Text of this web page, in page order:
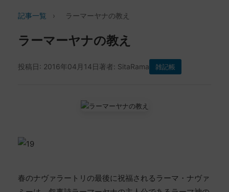
記事一覧 › ラーマーヤナの教え
ラーマーヤナの教え
投稿日: 2016年04月14日著者: SitaRama 雑記帳
春のナヴァラートリの最後に祝福されるラーマ・ナヴァ